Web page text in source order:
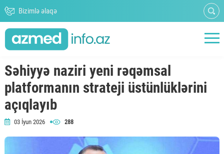
Bizimlə əlaqə
Səhiyyə naziri yeni rəqəmsal
platformanın strateji üstünlüklərini
açıqlayıb
03 İyun 2026 288